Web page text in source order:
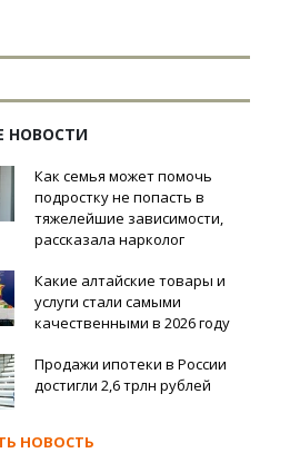
НОВОСТИ
Как семья может помочь
подростку не попасть в
тяжелейшие зависимости,
рассказала нарколог
Какие алтайские товары и
услуги стали самыми
качественными в 2026 году
Продажи ипотеки в России
достигли 2,6 трлн рублей
НОВОСТЬ